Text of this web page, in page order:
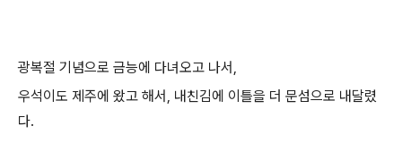
광복절 기념으로 금능에 다녀오고 나서,
우석이도 제주에 왔고 해서, 내친김에 이틀을 더 문섬으로 내달렸
다.